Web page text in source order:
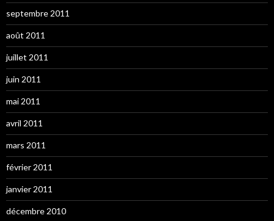
septembre 2011
août 2011
juillet 2011
juin 2011
mai 2011
avril 2011
mars 2011
février 2011
janvier 2011
décembre 2010